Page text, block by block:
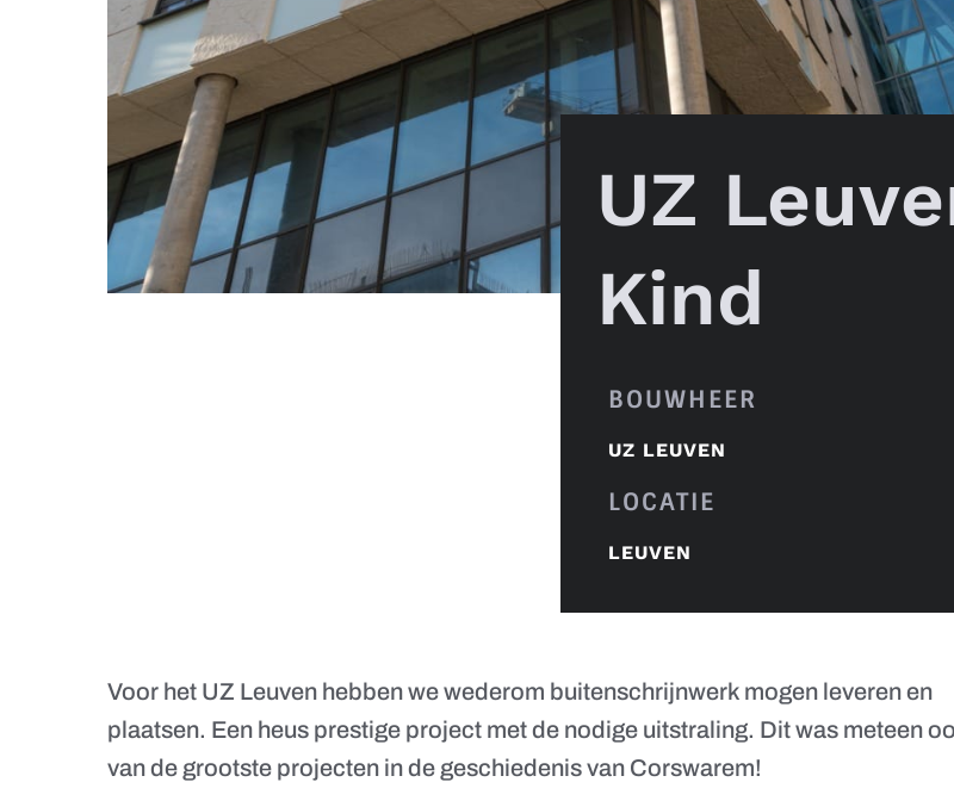
UZ
Kind
BOUWHEER
UZ LEUVEN
LOCATIE
LEUVEN
Voor het UZ Leuven hebben we wederom buitenschrijnwerk mogen leveren en
plaatsen. Een heus prestige project met de nodige uitstraling. Dit was meteen
van de grootste projecten in de geschiedenis van Corswarem!